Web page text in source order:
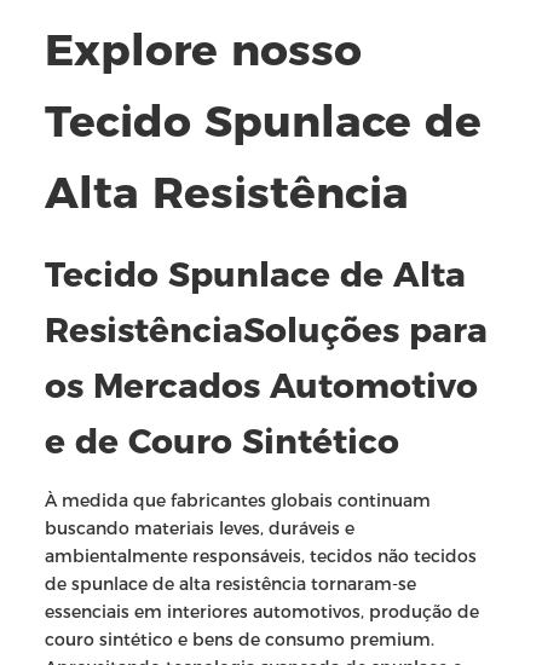
Explore nosso
Tecido Spunlace de
Alta Resistência
Tecido Spunlace de Alta
ResistênciaSoluções para
os Mercados Automotivo
e de Couro Sintético
À medida que fabricantes globais continuam
buscando materiais leves, duráveis e
ambientalmente responsáveis, tecidos não tecidos
de spunlace de alta resistência tornaram-se
essenciais em interiores automotivos, produção de
couro sintético e bens de consumo premium.